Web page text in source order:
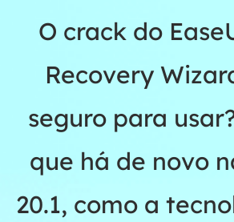
O crack do
Recovery
seguro para
que há de novo
20.1, como a